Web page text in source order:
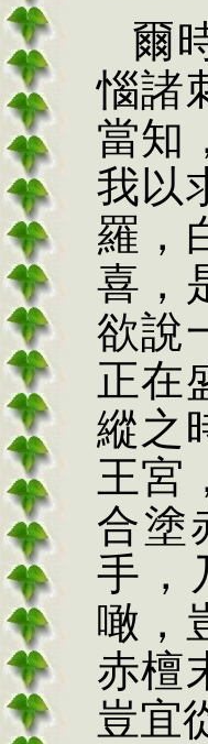
爾
惱諸
當知
我以
羅，
喜，
欲說
正在
縱之
王宮
合塗
手，
噉，
赤檀
豈宜